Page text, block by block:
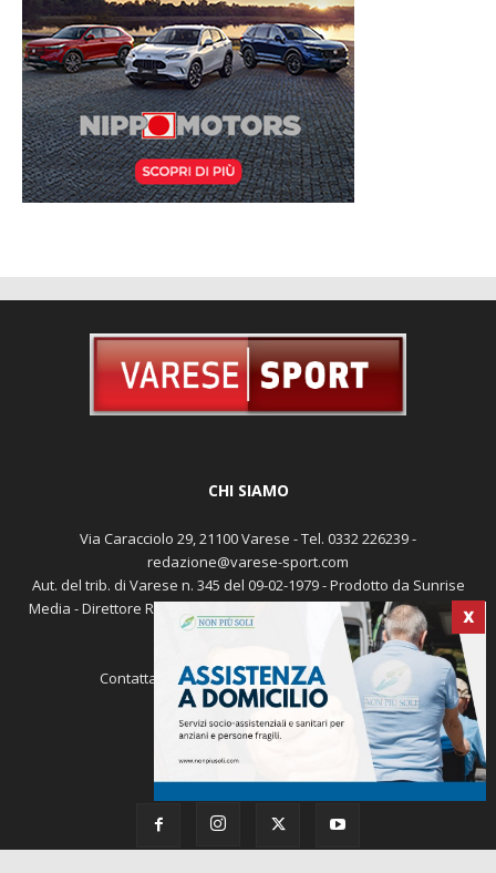
X
CHI SIAMO
Via Caracciolo 29, 21100 Varese - Tel. 0332 226239 -
redazione@varese-sport.com
Aut. del trib. di Varese n. 345 del 09-02-1979 - Prodotto da Sunrise
Media - Direttore Responsabile: Michele Marocco -Cookie policy
Pubblicità
Contattaci: redazione@varese-sport.com
SEGUICI